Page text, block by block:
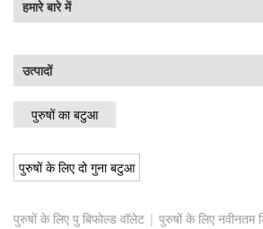
हमारे बारे में
उत्पादों
पुरुषों का बटुआ
पुरुषों के लिए दो गुना बटुआ
पुरुषों के लिए पु बिफोल्ड वॉलेट | पुरुषों के लिए नवीनतम